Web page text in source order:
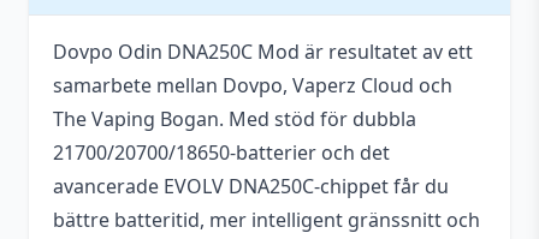
Dovpo Odin DNA250C Mod är resultatet av ett
samarbete mellan Dovpo, Vaperz Cloud och
The Vaping Bogan. Med stöd för dubbla
21700/20700/18650-batterier och det
avancerade EVOLV DNA250C-chippet får du
bättre batteritid, mer intelligent gränssnitt och
Antal batterier som
krävs
Batterier medföljer
Nej
Batterityper som
18650, 20700, 21700
Bredd
51,2 mm